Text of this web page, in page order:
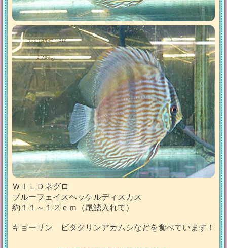
ＷＩＬＤネグロ
ブルーフェイスヘッケルディスカス
約１１～１２ｃｍ（尾鰭入れて）
キョーリン ビタクリンアカムシなどを食べています！